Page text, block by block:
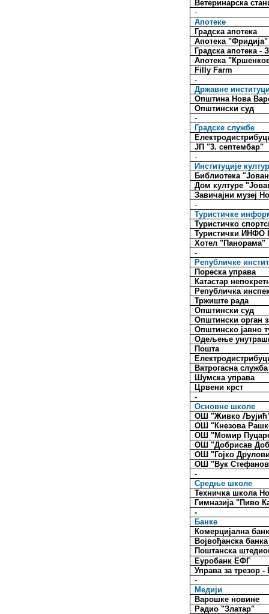
Ветеринарска
-
Апотеке
Градска апотека
Апотека "Фридија"
Градска апотека -
Апотека
Filly Farm
-
Државне
Општина Нова
Општински суд
-
Градске службе
ЈП "3. септембар"
-
Институције
Библиотека
Дом културе
Завичајни музеј
-
Туристичке
Туристичко
Туристички ИНФО
Хотел "Панорама"
-
Републичке
Пореска управа
Катастар
Републичка
Тржиште рада
Општински суд
Општински орган
Општинско јавно
Одељење
Пошта
Ватрогасна служба
Шумска управа
Црвени крст
-
Основне школе
ОШ "Живко
ОШ "Кнезова
ОШ "Момир
ОШ "Добрисав
ОШ "Гојко
ОШ "Вук
-
Средње школе
Техничка школа
Гимназија "Пиво
-
Банке
Комерцијална
Војвођанска банка
Поштанска
Еуробанк ЕФГ
Управа за трезор
-
Медији
Варошке новине
Радио "Златар"